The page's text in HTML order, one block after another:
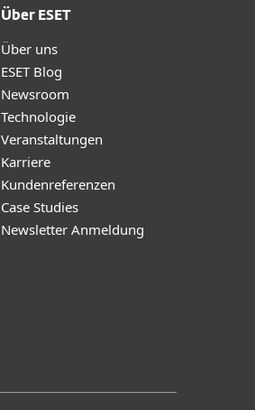
Über ESET
Über uns
ESET Blog
Newsroom
Technologie
Veranstaltungen
Karriere
Kundenreferenzen
Case Studies
Newsletter Anmeldung